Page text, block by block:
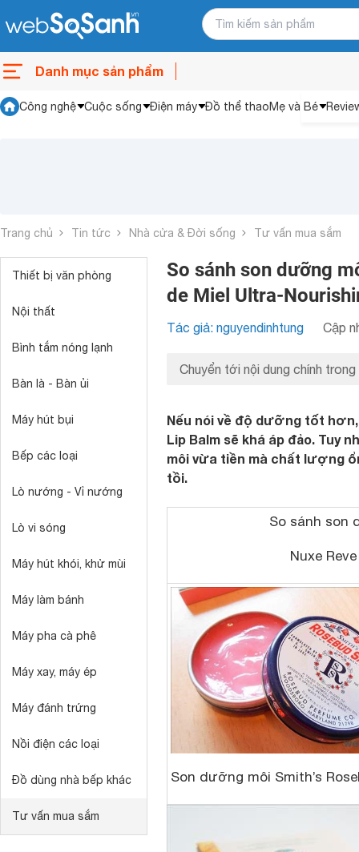
Danh mục sản phẩm
Công nghệ Cuộc sống Điện máy Đồ thể thaoMẹ và Bé
Trang chủ Tin tức Nhà cửa & Đời sống Tư vấn mua sắm
Thiết bị văn phòng
Nội thất
Bình tắm nóng lạnh
Bàn là - Bàn ủi
Máy hút bụi
Bếp các loại
Lò nướng - Vỉ nướng
Lò vi sóng
Máy hút khói, khử mùi
Máy làm bánh
Máy pha cà phê
Máy xay, máy ép
Máy đánh trứng
Nồi điện các loại
Đồ dùng nhà bếp khác
Tư vấn mua sắm
So sánh son dưỡng
de Miel Ultra-
Tác giả: nguyendinhtung Cập
Chuyển tới nội dung chính trong
Nếu nói về độ dưỡng tốt
Lip Balm sẽ khá áp đảo. Tuy
môi vừa tiền mà chất lượng
tồi.
So sánh son
Nuxe
Son dưỡng môi Smith’s